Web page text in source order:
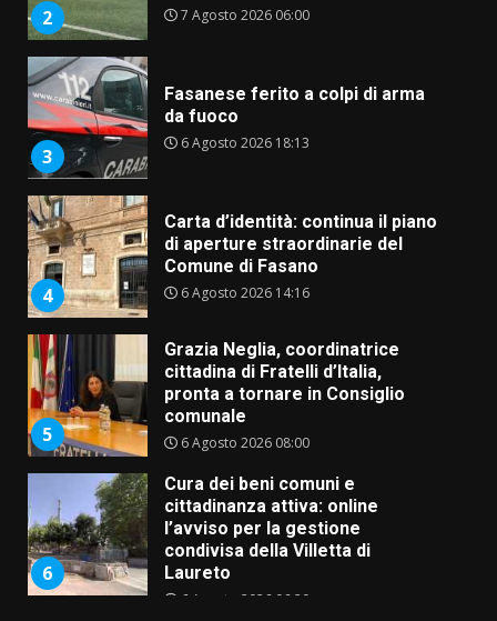
2 7 Agosto 2026 06:00
3
Fasanese ferito a colpi di arma
da fuoco
6 Agosto 2026 18:13
4
Carta d’identità: continua il piano
di aperture straordinarie del
Comune di Fasano
6 Agosto 2026 14:16
5
Grazia Neglia, coordinatrice
cittadina di Fratelli d’Italia,
pronta a tornare in Consiglio
comunale
6 Agosto 2026 08:00
6
Cura dei beni comuni e
cittadinanza attiva: online
l’avviso per la gestione
condivisa della Villetta di
Laureto
6 Agosto 2026 06:20